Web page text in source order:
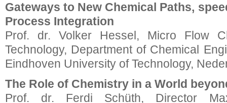
Gateways to New Chemical Paths,
Process Integration
Prof. dr. Volker Hessel, Micro Flow
Technology, Department of Chemical
Eindhoven University of Technology,
The Role of Chemistry in a World
Prof. dr. Ferdi Schüth, Director